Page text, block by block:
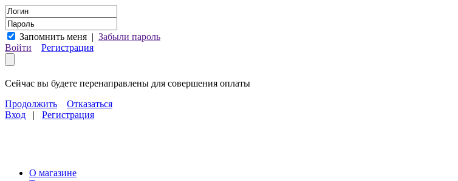
Запомнить меня | Забыли пароль
Войти
Регистрация
Сейчас вы будете перенаправлены для совершения оплаты
Продолжить
Отказаться
Вход | Регистрация
О магазине